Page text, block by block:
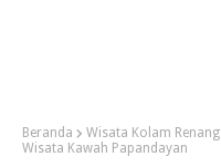
Beranda Wisata Kolam Renang
Wisata Kawah Papandayan